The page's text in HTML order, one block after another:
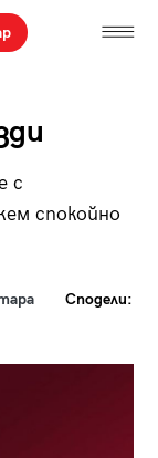
с
спокойно
Сподели: